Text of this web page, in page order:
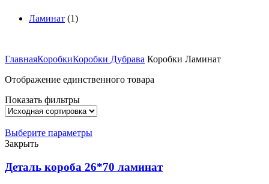
Ламинат (1)
ГлавнаяКоробкиКоробки Дубрава Коробки Ламинат
Отображение единственного товара
Показать фильтры
Выберите параметры
Закрыть
Деталь короба 26*70 ламинат